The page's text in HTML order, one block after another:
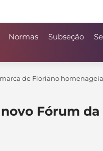
Normas Subseção
de Floriano
novo Fórum